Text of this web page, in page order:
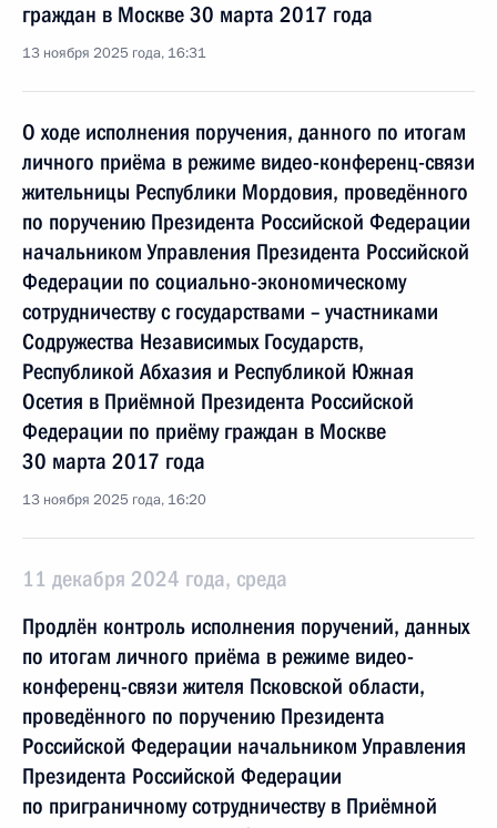
граждан в Москве 30 марта 2017 года
13 ноября 2025 года, 16:31
О ходе исполнения поручения, данного по итогам
личного приёма в режиме видео-конференц-связи
жительницы Республики Мордовия, проведённого
по поручению Президента Российской Федерации
начальником Управления Президента Российской
Федерации по социально-экономическому
сотрудничеству с государствами – участниками
Содружества Независимых Государств,
Республикой Абхазия и Республикой Южная
Осетия в Приёмной Президента Российской
Федерации по приёму граждан в Москве
30 марта 2017 года
13 ноября 2025 года, 16:20
11 декабря 2024 года, среда
Продлён контроль исполнения поручений, данных
по итогам личного приёма в режиме видео-
конференц-связи жителя Псковской области,
проведённого по поручению Президента
Российской Федерации начальником Управления
Президента Российской Федерации
по приграничному сотрудничеству в Приёмной